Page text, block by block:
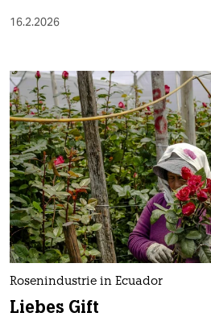
unterstützen
genossenschaft
epaper login
16.2.2026
Rosenindustrie in Ecuador
Liebes Gift